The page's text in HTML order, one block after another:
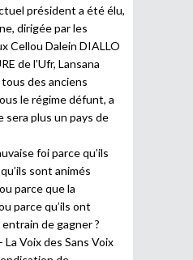
président a été élu,
dirigée par les
Cellou Dalein DIALLO
de l’Ufr, Lansana
des anciens
le régime défunt, a
sera plus un pays de
foi parce qu’ils
sont animés
parce que la
parce qu’ils ont
de gagner ?
La Voix des Sans Voix